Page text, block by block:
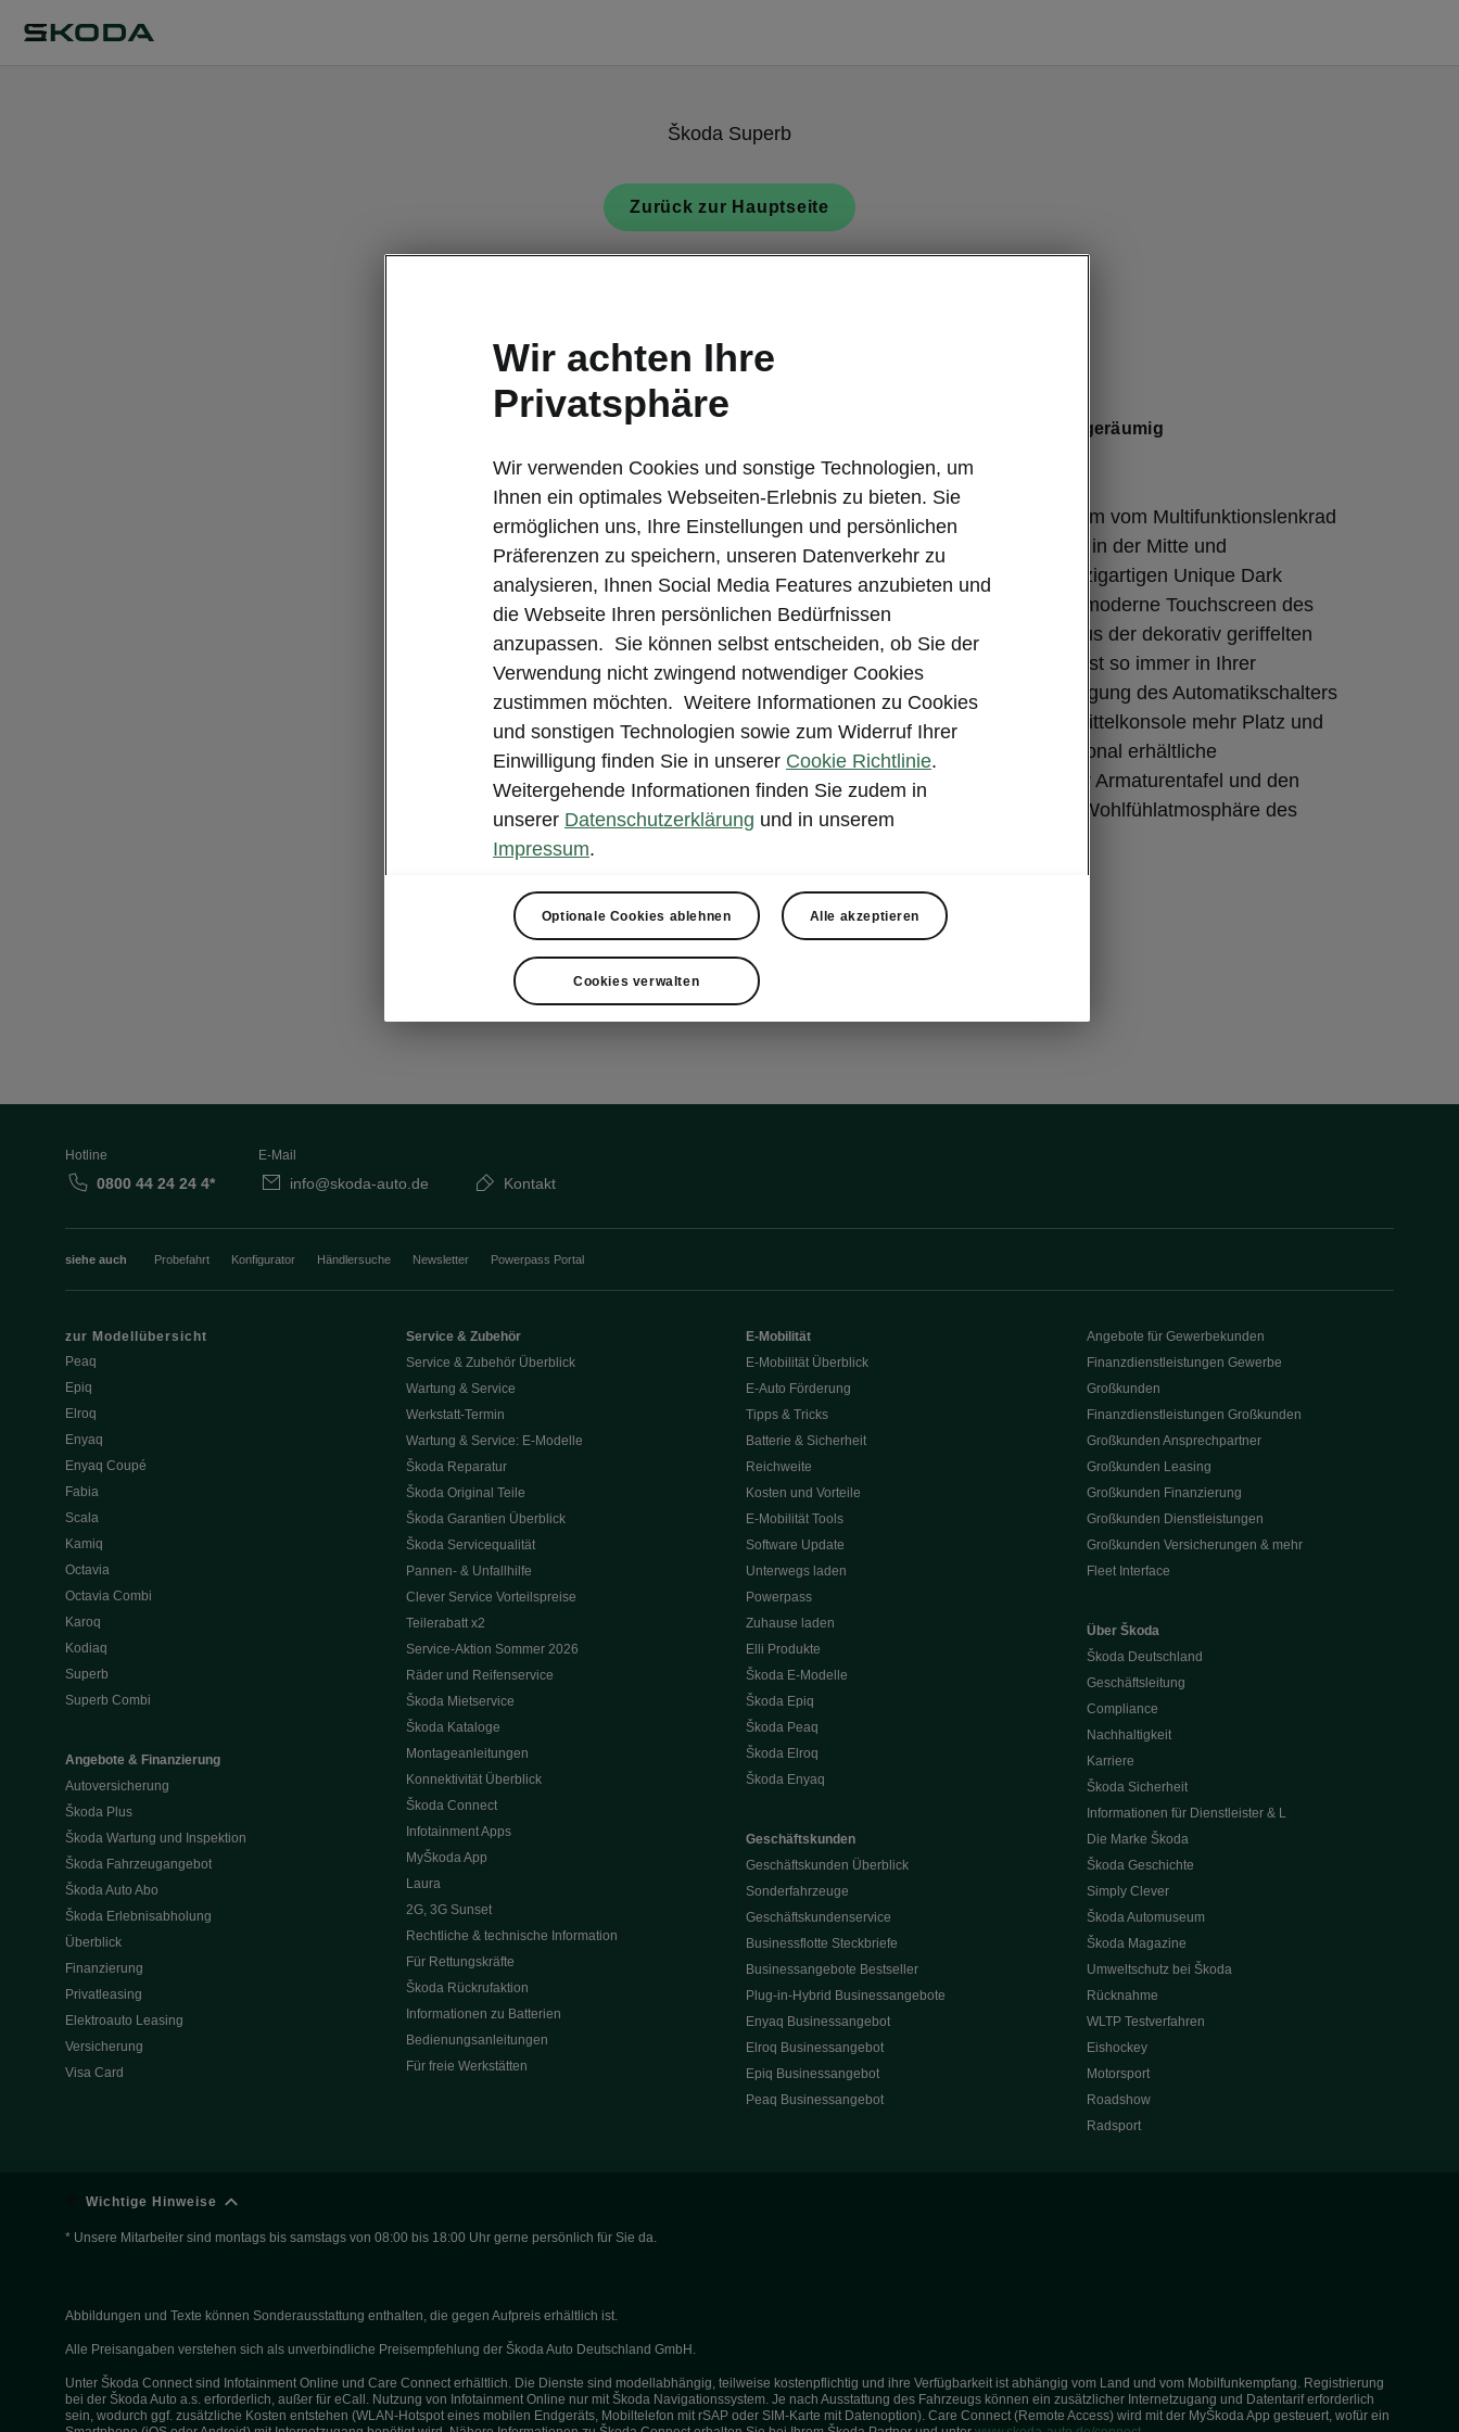
Škoda Superb
Zurück zur Hauptseite
Škoda Superb – Smart und geräumig
Einfach schön
Dominiert wird der Innenraum vom Multifunktionslenkrad
mit dem neuen Škoda Logo in der Mitte und
Zierelementen in einem einzigartigen Unique Dark
Chrome. Der freistehende, moderne Touchscreen des
Infotainmentsystems ragt aus der dekorativ geriffelten
Armaturentafel heraus und ist so immer in Ihrer
Reichweite. Durch die Verlegung des Automatikschalters
an das Lenkrad bietet die Mittelkonsole mehr Platz und
wirkt aufgeräumter. Die optional erhältliche
Ambientebeleuchtung in der Armaturentafel und den
Türverkleidungen trägt zur Wohlfühlatmosphäre des
Hotline
0800 44 24 24 4*
E-Mail
info@skoda-auto.de Kontakt
siehe auch Probefahrt Konfigurator Händlersuche Newsletter Powerpass Portal
zur Modellübersicht
Peaq
Epiq
Elroq
Enyaq
Enyaq Coupé
Fabia
Scala
Kamiq
Octavia
Octavia Combi
Karoq
Kodiaq
Superb
Superb Combi
Angebote & Finanzierung
Autoversicherung
Škoda Plus
Škoda Wartung und Inspektion
Škoda Fahrzeugangebot
Škoda Auto Abo
Škoda Erlebnisabholung
Überblick
Finanzierung
Privatleasing
Elektroauto Leasing
Versicherung
Visa Card
Service & Zubehör
Service & Zubehör Überblick
Wartung & Service
Werkstatt-Termin
Wartung & Service: E-Modelle
Škoda Reparatur
Škoda Original Teile
Škoda Garantien Überblick
Škoda Servicequalität
Pannen- & Unfallhilfe
Clever Service Vorteilspreise
Teilerabatt x2
Service-Aktion Sommer 2026
Räder und Reifenservice
Škoda Mietservice
Škoda Kataloge
Montageanleitungen
Konnektivität Überblick
Škoda Connect
Infotainment Apps
MyŠkoda App
Laura
2G, 3G Sunset
Rechtliche & technische Information
Für Rettungskräfte
Škoda Rückrufaktion
Informationen zu Batterien
Bedienungsanleitungen
Für freie Werkstätten
E-Mobilität
E-Mobilität Überblick
E‑Auto Förderung
Tipps & Tricks
Batterie & Sicherheit
Reichweite
Kosten und Vorteile
E-Mobilität Tools
Software Update
Unterwegs laden
Powerpass
Zuhause laden
Elli Produkte
Škoda E-Modelle
Škoda Epiq
Škoda Peaq
Škoda Elroq
Škoda Enyaq
Geschäftskunden
Geschäftskunden Überblick
Sonderfahrzeuge
Geschäftskundenservice
Businessflotte Steckbriefe
Businessangebote Bestseller
Plug-in-Hybrid Businessangebote
Enyaq Businessangebot
Elroq Businessangebot
Epiq Businessangebot
Peaq Businessangebot
Angebote für Gewerbekunden
Finanzdienstleistungen Gewerbe
Großkunden
Finanzdienstleistungen Großkunden
Großkunden Ansprechpartner
Großkunden Leasing
Großkunden Finanzierung
Großkunden Dienstleistungen
Großkunden Versicherungen & mehr
Fleet Interface
Über Škoda
Škoda Deutschland
Geschäftsleitung
Compliance
Nachhaltigkeit
Karriere
Škoda Sicherheit
Informationen für Dienstleister & L
Die Marke Škoda
Škoda Geschichte
Simply Clever
Škoda Automuseum
Škoda Magazine
Umweltschutz bei Škoda
Rücknahme
WLTP Testverfahren
Eishockey
Motorsport
Roadshow
Radsport
Wichtige Hinweise
* Unsere Mitarbeiter sind montags bis samstags von 08:00 bis 18:00 Uhr gerne persönlich für Sie da.
Abbildungen und Texte können Sonderausstattung enthalten, die gegen Aufpreis erhältlich ist.
Alle Preisangaben verstehen sich als unverbindliche Preisempfehlung der Škoda Auto Deutschland GmbH.
Unter Škoda Connect sind Infotainment Online und Care Connect erhältlich. Die Dienste sind modellabhängig, teilweise kostenpflichtig und ihre Verfügbarkeit ist abhängig vom Land und vom Mobilfunkempfang. Registrierung
bei der Škoda Auto a.s. erforderlich, außer für eCall. Nutzung von Infotainment Online nur mit Škoda Navigationssystem. Je nach Ausstattung des Fahrzeugs können ein zusätzlicher Internetzugang und Datentarif erforderlich
sein, wodurch ggf. zusätzliche Kosten entstehen (WLAN-Hotspot eines mobilen Endgeräts, Mobiltelefon mit rSAP oder SIM-Karte mit Datenoption). Care Connect (Remote Access) wird mit der MyŠkoda App gesteuert, wofür ein
Wir achten Ihre
Privatsphäre
Wir verwenden Cookies und sonstige Technologien, um
Ihnen ein optimales Webseiten-Erlebnis zu bieten. Sie
ermöglichen uns, Ihre Einstellungen und persönlichen
Präferenzen zu speichern, unseren Datenverkehr zu
analysieren, Ihnen Social Media Features anzubieten und
die Webseite Ihren persönlichen Bedürfnissen
anzupassen. Sie können selbst entscheiden, ob Sie der
Verwendung nicht zwingend notwendiger Cookies
zustimmen möchten. Weitere Informationen zu Cookies
und sonstigen Technologien sowie zum Widerruf Ihrer
Einwilligung finden Sie in unserer Cookie Richtlinie.
Weitergehende Informationen finden Sie zudem in
unserer Datenschutzerklärung und in unserem
Impressum.
Optionale Cookies ablehnen Alle akzeptieren
Cookies verwalten